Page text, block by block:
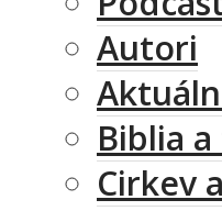
Autori
Biblia
Cirkev